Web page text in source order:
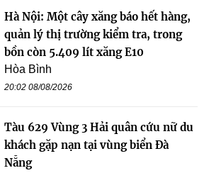
Hà Nội: Một cây xăng báo hết hàng,
quản lý thị trường kiểm tra, trong
bồn còn 5.409 lít xăng E10
Hòa Bình
20:02 08/08/2026
Tàu 629 Vùng 3 Hải quân cứu nữ du
khách gặp nạn tại vùng biển Đà
Nẵng